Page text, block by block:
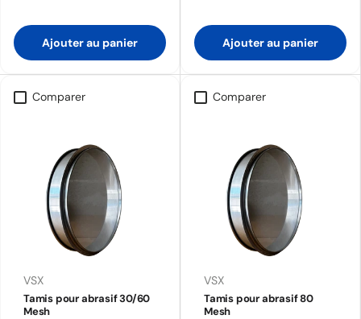
Ajouter au panier Ajouter au panier
Comparer
VSX
Tamis pour abrasif 30/60
Mesh
Comparer
VSX
Tamis pour abrasif 80
Mesh